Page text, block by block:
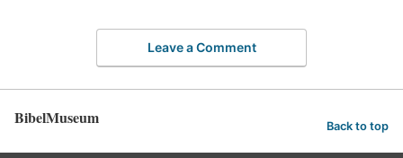
Leave a Comment
BibelMuseum Back to top